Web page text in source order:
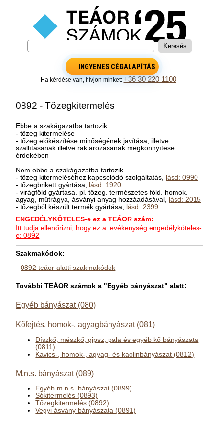
INGYENES CÉGALAPÍTÁS
Ha kérdése van, hívjon minket:+36 30 220 1100
0892 - Tőzegkitermelés
Ebbe a szakágazatba tartozik
- tőzeg kitermelése
- tőzeg előkészítése minőségének javítása, illetve
szállításának illetve raktározásának megkönnyítése
érdekében
Nem ebbe a szakágazatba tartozik
- tőzeg kitermeléséhez kapcsolódó szolgáltatás, lásd: 0990
- tőzegbrikett gyártása, lásd: 1920
- virágföld gyártása, pl. tőzeg, természetes föld, homok,
agyag, műtrágya, ásványi anyag hozzáadásával, lásd: 2015
- tőzegből készült termék gyártása, lásd: 2399
ENGEDÉLYKÖTELES-e ez a TEÁOR szám:
Itt tudja ellenőrizni, hogy ez a tevékenység engedélyköteles-
e: 0892
Szakmakódok:
0892 teáor alatti szakmakódok
További TEÁOR számok a "Egyéb bányászat" alatt:
Egyéb bányászat (080)
Kőfejtés, homok-, agyagbányászat (081)
Díszkő, mészkő, gipsz, pala és egyéb kő bányászata
(0811)
Kavics-, homok-, agyag- és kaolinbányászat (0812)
M.n.s. bányászat (089)
Egyéb m.n.s. bányászat (0899)
Sókitermelés (0893)
Tőzegkitermelés (0892)
Vegyi ásvány bányászata (0891)